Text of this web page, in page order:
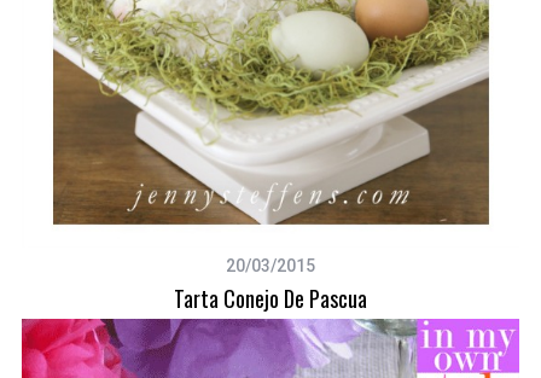
20/03/2015
Tarta Conejo De Pascua